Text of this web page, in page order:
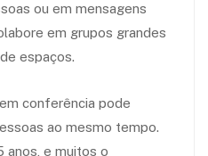
ou em mensagens
em grupos grandes
espaços.
conferência pode
ao mesmo tempo.
anos, e muitos o